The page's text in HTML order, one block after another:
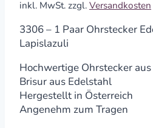
inkl. MwSt. zzgl. Versandkosten
3306 – 1 Paar Ohrstecker
Lapislazuli
Hochwertige Ohrstecker
Brisur aus Edelstahl
Hergestellt in Österreich
Angenehm zum Tragen